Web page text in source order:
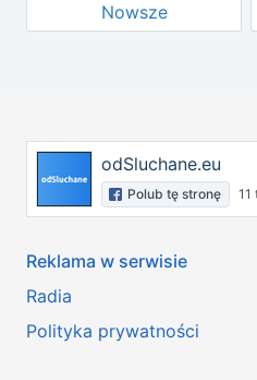
Nowsze
odSluchane.eu
Polub tę stronę 11
Reklama w serwisie
Radia
Polityka prywatności